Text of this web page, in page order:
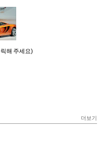
해 주세요)
더보기